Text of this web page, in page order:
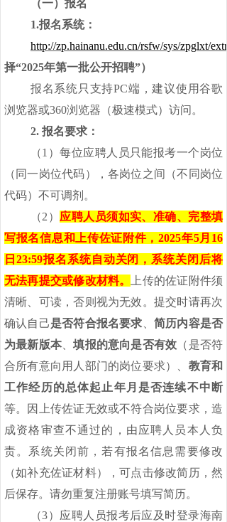
（一）报名
1.报名系统：
http://zp.hainanu.edu.cn/rsfw/sys/zpglxt/
择“2025年第一批公开招聘”）
报名系统只支持PC端，建议使用谷歌
浏览器或360浏览器（极速模式）访问。
2. 报名要求：
（1）每位应聘人员只能报考一个岗位
（同一岗位代码），各岗位之间（不同岗位
代码）不可调剂。
（2） 应聘人员须如实、准确、 完整填
写报名信息和上传佐证附件，2025年5月16
日23:59报名系统自动关闭，系统关闭后将
无法再提交或修改材料。
上传的佐证附件须
清晰、可读，否则视为无效。提交时请再次
确认自己是否符合报名要求
简历内容是否
为最新版本 、填报的意向是否有效 （是否符
合所有意向用人部门的岗位要求）、 教育和
工作经历的总体起止年月是否连续不中断
等。因上传佐证无效或不符合岗位要求，造
成资格审查不通过的，由应聘人员本人负
责。系统关闭前，若有报名信息需要修改
（如补充佐证材料），可点击修改简历，然
后保存。请勿重复注册账号填写简历。
（3）应聘人员报考后应及时登录海南